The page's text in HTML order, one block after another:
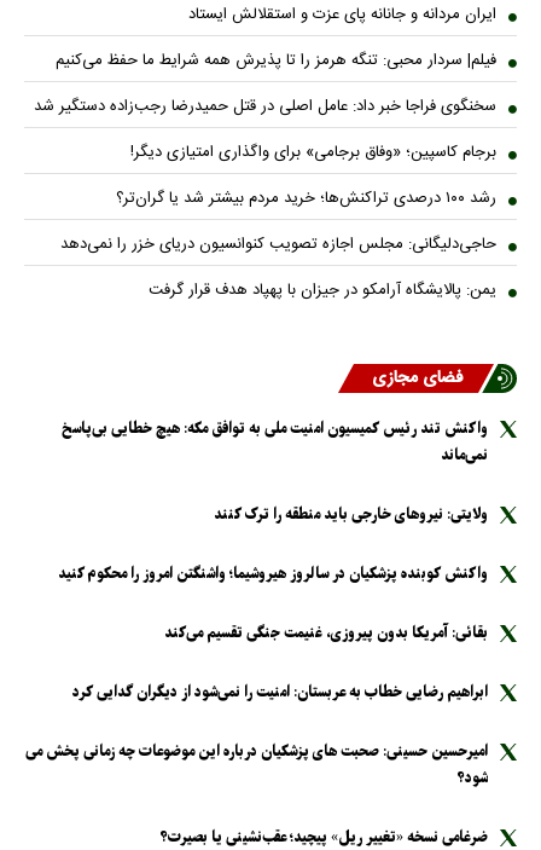
ایران مردانه و جانانه پای عزت و استقلالش ایستاد
فیلم| سردار محبی: تنگه هرمز را تا پذیرش همه شرایط ما حفظ می‌کنیم
سخنگوی فراجا خبر داد: عامل اصلی در قتل حمیدرضا رجب‌زاده دستگیر شد
برجام کاسپین؛ «وفاق برجامی» برای واگذاری امتیازی دیگر!
رشد ۱۰۰ درصدی تراکنش‌ها؛ خرید مردم بیشتر شد یا گران‌تر؟
حاجی‌دلیگانی: مجلس اجازه تصویب کنوانسیون دریای خزر را نمی‌دهد
یمن: پالایشگاه آرامکو در جیزان با پهپاد هدف قرار گرفت
فضای مجازی
واکنش تند رئیس کمیسیون امنیت ملی به توافق مکه: هیچ خطایی بی‌پاسخ
نمی‌ماند
ولایتی: نیرو‌های خارجی باید منطقه را ترک کنند
واکنش کوبنده پزشکیان در سالروز هیروشیما؛ واشنگتن امروز را محکوم کنید
بقائی: آمریکا بدون پیروزی، غنیمت جنگی تقسیم می‌کند
ابراهیم رضایی خطاب به عربستان: امنیت را نمی‌شود از دیگران گدایی کرد
امیرحسین حسینی: صحبت های پزشکیان درباره این موضوعات چه زمانی پخش می
شود؟
ضرغامی نسخه «تغییر ریل» پیچید؛ عقب‌نشینی یا بصیرت؟